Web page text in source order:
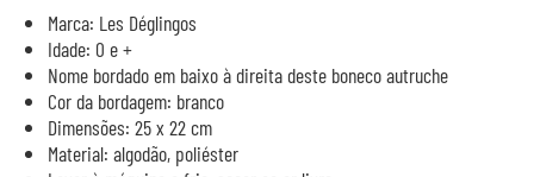
Marca: Les Déglingos
Idade: 0 e +
Nome bordado em baixo à direita deste boneco autruche
Cor da bordagem: branco
Dimensões: 25 x 22 cm
Material: algodão, poliéster